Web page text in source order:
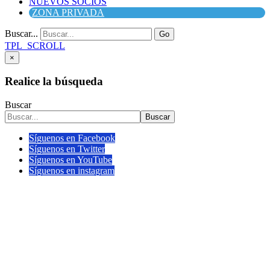
ZONA PRIVADA
Buscar... Go
TPL_SCROLL
×
Realice la búsqueda
Buscar
Buscar
Síguenos en Facebook
Síguenos en Twitter
Síguenos en YouTube
Síguenos en instagram